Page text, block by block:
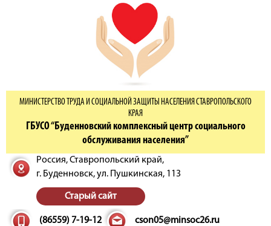
МИНИСТЕРСТВО ТРУДА И СОЦИАЛЬНОЙ ЗАЩИТЫ НАСЕЛЕНИЯ СТАВРОПОЛЬСКОГО
КРАЯ
ГБУСО “Буденновский комплексный центр социального
обслуживания населения”
Россия, Ставропольский край,
г. Буденновск,ул. Пушкинская, 113
Старый сайт
(86559) 7-19-12 cson05@minsoc26.ru